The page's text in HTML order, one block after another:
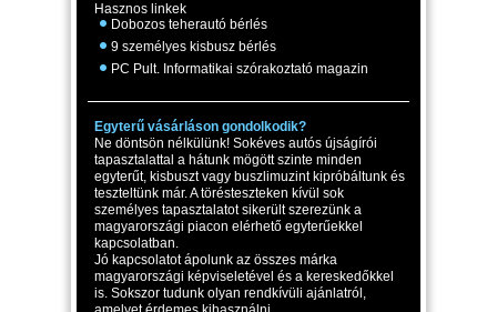
Hasznos linkek
Dobozos teherautó bérlés
9 személyes kisbusz bérlés
PC Pult. Informatikai szórakoztató magazin
Egyterű vásárláson gondolkodik?
Ne döntsön nélkülünk! Sokéves autós újságírói
tapasztalattal a hátunk mögött szinte minden
egyterűt, kisbuszt vagy buszlimuzint kipróbáltunk és
teszteltünk már. A törésteszteken kívül sok
személyes tapasztalatot sikerült szerezünk a
magyarországi piacon elérhető egyterűekkel
kapcsolatban.
Jó kapcsolatot ápolunk az összes márka
magyarországi képviseletével és a kereskedőkkel
is. Sokszor tudunk olyan rendkívüli ajánlatról,